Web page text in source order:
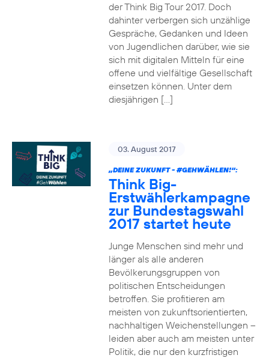
der Think Big Tour 2017. Doch
dahinter verbergen sich unzählige
Gespräche, Gedanken und Ideen
von Jugendlichen darüber, wie sie
sich mit digitalen Mitteln für eine
offene und vielfältige Gesellschaft
einsetzen können. Unter dem
diesjährigen […]
03. August 2017
„DEINE ZUKUNFT - #GEHWÄHLEN!“:
Think Big-
Erstwählerkampagne
zur Bundestagswahl
2017 startet heute
Junge Menschen sind mehr und
länger als alle anderen
Bevölkerungsgruppen von
politischen Entscheidungen
betroffen. Sie profitieren am
meisten von zukunftsorientierten,
nachhaltigen Weichenstellungen –
leiden aber auch am meisten unter
Politik, die nur den kurzfristigen